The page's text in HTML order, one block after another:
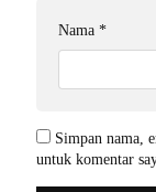
Nama *
Simpan nama,
untuk komentar